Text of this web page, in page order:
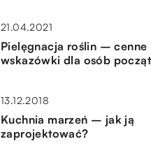
21.04.2021
Pielęgnacja roślin – cenne
wskazówki dla osób
13.12.2018
Kuchnia marzeń – jak ją
zaprojektować?